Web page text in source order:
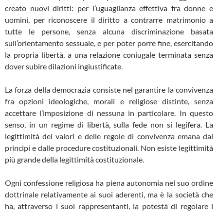
creato nuovi diritti: per l’uguaglianza effettiva fra donne e
uomini, per riconoscere il diritto a contrarre matrimonio a
tutte le persone, senza alcuna discriminazione basata
sull’orientamento sessuale, e per poter porre fine, esercitando
la propria libertà, a una relazione coniugale terminata senza
dover subire dilazioni ingiustificate.
La forza della democrazia consiste nel garantire la convivenza
fra opzioni ideologiche, morali e religiose distinte, senza
accettare l’imposizione di nessuna in particolare. In questo
senso, in un regime di libertà, sulla fede non si legifera. La
legittimità dei valori e delle regole di convivenza emana dai
principi e dalle procedure costituzionali. Non esiste legittimità
più grande della legittimità costituzionale.
Ogni confessione religiosa ha piena autonomia nel suo ordine
dottrinale relativamente ai suoi aderenti, ma è la società che
ha, attraverso i suoi rappresentanti, la potestà di regolare i